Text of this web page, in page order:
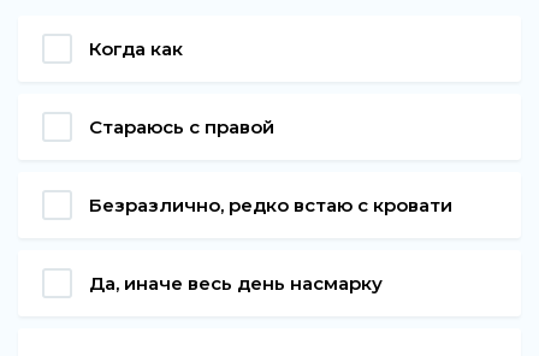
Когда как
Стараюсь с правой
Безразлично, редко встаю с кровати
Да, иначе весь день насмарку